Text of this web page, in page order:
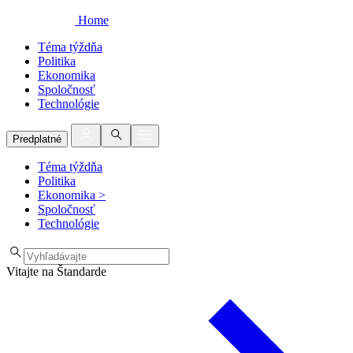
Home
Téma týždňa
Politika
Ekonomika
Spoločnosť
Technológie
Predplatné
Téma týždňa
Politika
Ekonomika >
Spoločnosť
Technológie
Vitajte na Štandarde